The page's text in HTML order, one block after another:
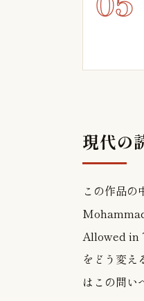
現代の
この作品
Allowed in
をどう変え
はこの問い